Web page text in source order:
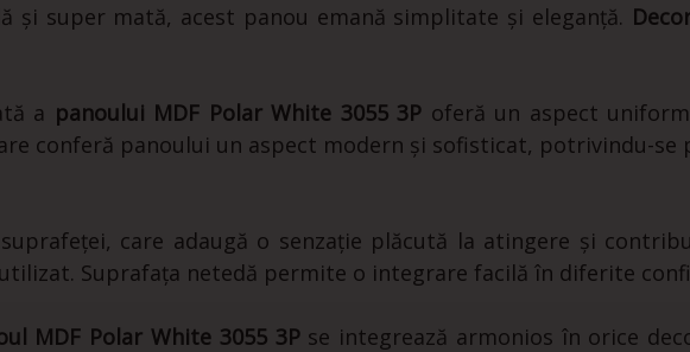
și super mată, acest panou emană simplitate și eleganță.
a panoului MDF Polar White 3055 3P oferă un aspect
conferă panoului un aspect modern și sofisticat, potrivindu-
care adaugă o senzație plăcută la atingere și
Suprafața netedă permite o integrare facilă în diferite
MDF Polar White 3055 3Pse integrează armonios în orice